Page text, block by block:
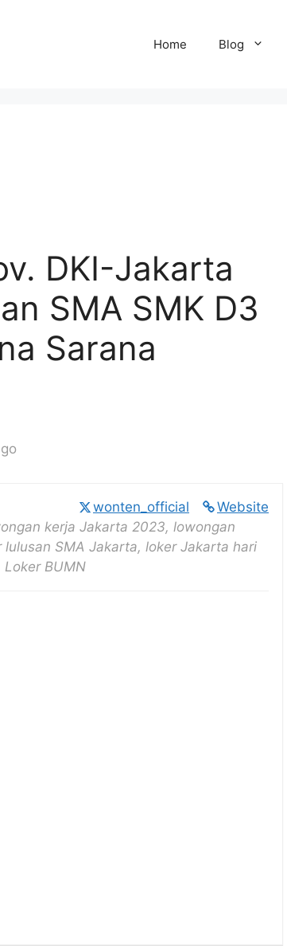
Home Blog
DKI-Jakarta
SMA SMK D3
Sarana
Website
wonten_official
kerja Jakarta 2023, lowongan
SMA Jakarta, loker Jakarta hari
BUMN